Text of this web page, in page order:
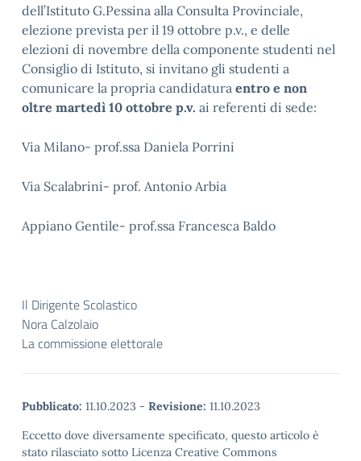
dell’Istituto G.Pessina alla Consulta Provinciale,
elezione prevista per il 19 ottobre p.v., e delle
elezioni di novembre della componente studenti nel
Consiglio di Istituto, si invitano gli studenti a
comunicare la propria candidatura entro e non
oltre martedì 10 ottobre p.v. ai referenti di sede:
Via Milano- prof.ssa Daniela Porrini
Via Scalabrini- prof. Antonio Arbia
Appiano Gentile- prof.ssa Francesca Baldo
Il Dirigente Scolastico
Nora Calzolaio
La commissione elettorale
Pubblicato: 11.10.2023 - Revisione: 11.10.2023
Eccetto dove diversamente specificato, questo articolo è
stato rilasciato sotto Licenza Creative Commons